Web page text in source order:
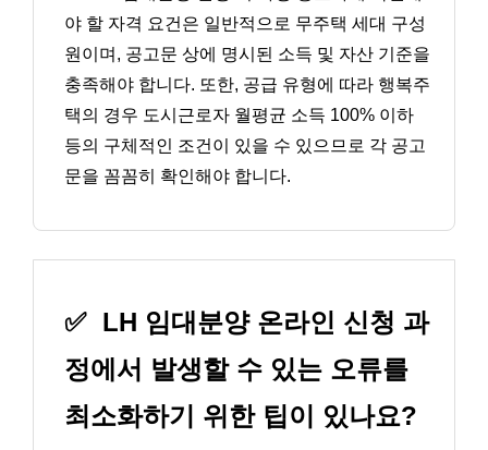
야 할 자격 요건은 일반적으로 무주택 세대 구성
원이며, 공고문 상에 명시된 소득 및 자산 기준을
충족해야 합니다. 또한, 공급 유형에 따라 행복주
택의 경우 도시근로자 월평균 소득 100% 이하
등의 구체적인 조건이 있을 수 있으므로 각 공고
문을 꼼꼼히 확인해야 합니다.
✅ LH 임대분양 온라인 신청 과
정에서 발생할 수 있는 오류를
최소화하기 위한 팁이 있나요?